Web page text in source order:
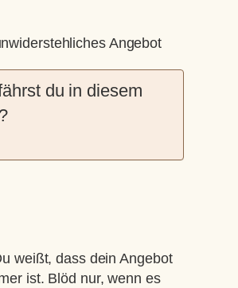
du in diesem
weißt, dass dein Angebot
ist. Blöd nur, wenn es